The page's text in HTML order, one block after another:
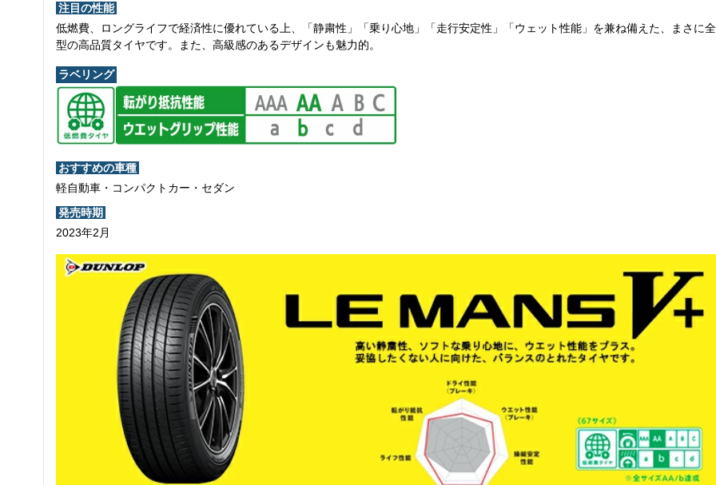
注目の性能
低燃費、ロングライフで経済性に優れている上、「静粛性」「乗り心地」「走行安定性」「ウェット性能」を兼ね備えた、まさに
型の高品質タイヤです。また、高級感のあるデザインも魅力的。
ラベリング
おすすめの車種
軽自動車・コンパクトカー・セダン
発売時期
2023年2月